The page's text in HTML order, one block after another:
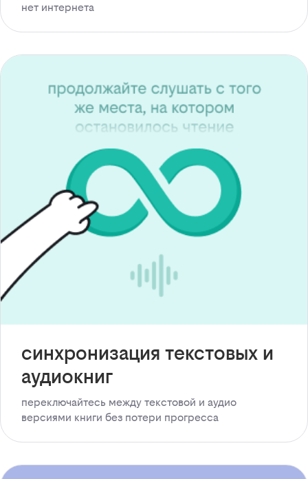
нет интернета
синхронизация текстовых и
аудиокниг
переключайтесь между текстовой и аудио
версиями книги без потери прогресса